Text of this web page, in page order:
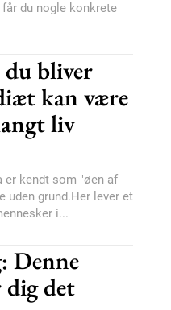
du nogle konkrete
bliver
kan være
liv
er kendt som "øen af
uden grund.Her lever et
i...
Denne
det